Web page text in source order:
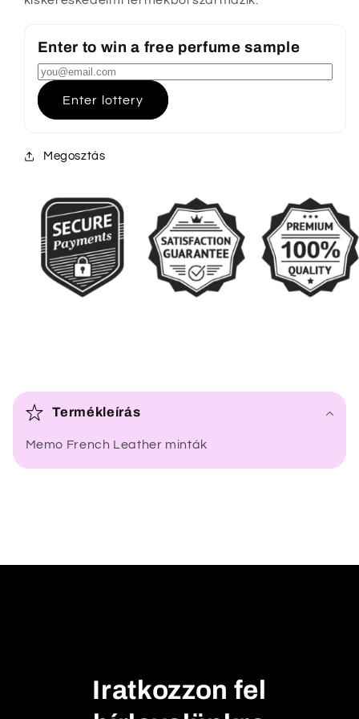
Enter to win a free perfume sample
Enter lottery
Megosztás
s
e
k
Termékleírás
Memo French Leather minták
Iratkozzon fel